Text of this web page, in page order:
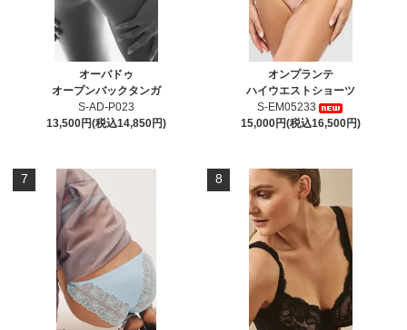
オーバドゥ
オープンバックタンガ
S-AD-P023
13,500円(税込14,850円)
オンプランテ
ハイウエストショーツ
S-EM05233
15,000円(税込16,500円)
7 8